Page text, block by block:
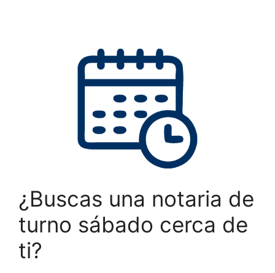
¿Buscas una notaria de
turno sábado cerca de
ti?